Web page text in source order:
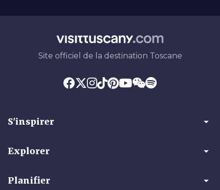
Site officiel de la destination Toscane
S'inspirer arrow_drop_down
Explorer arrow_drop_down
Planifier arrow_drop_down